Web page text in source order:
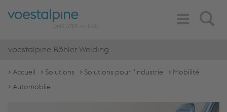
Search
Toggle
Navigation
voestalpine Böhler Welding
Accueil Solutions Solutions pour l'industrie
Mobilité
Automobile